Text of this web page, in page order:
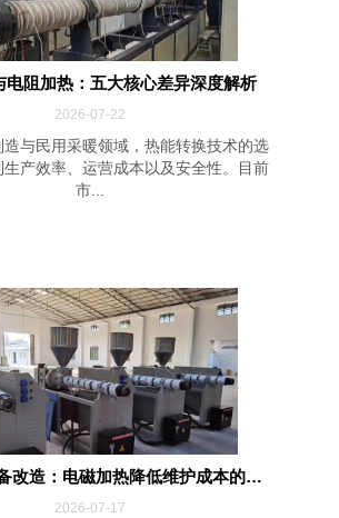
电阻加热：五大核心差异深度解析
2026-07-22
与民用采暖领域，热能转换技术的选
产效率、运营成本以及安全性。目前
市...
工业加热设备改造：电磁加热降低维护成本的四...
2026-07-17